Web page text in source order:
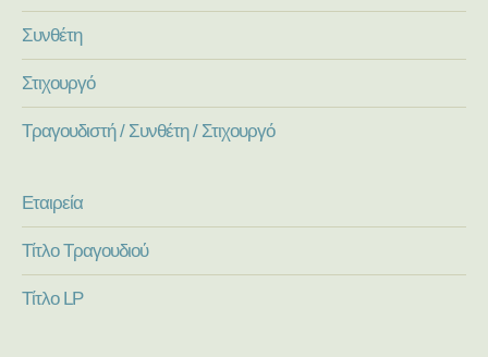
Συνθέτη
Στιχουργό
Τραγουδιστή / Συνθέτη / Στιχουργό
Εταιρεία
Τίτλο Τραγουδιού
Τίτλο LP